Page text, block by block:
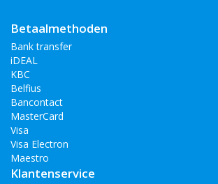
Betaalmethoden
Bank transfer
iDEAL
KBC
Belfius
Bancontact
MasterCard
Visa
Visa Electron
Maestro
Klantenservice